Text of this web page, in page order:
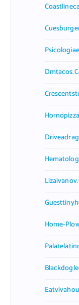
Home-